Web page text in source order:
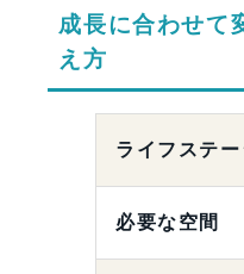
成長に合わせて
え方
ライフステー
必要な空間